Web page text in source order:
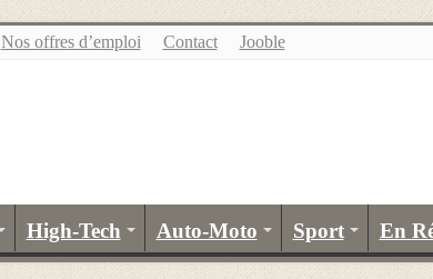
Nos offres d’emploi Contact Jooble
High-Tech Auto-Moto Sport En